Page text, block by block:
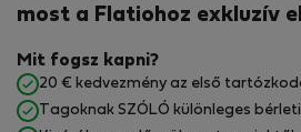
most a Flatiohoz exkluzív
Mit fogsz kapni?
20 € kedvezmény az első
Tagoknak SZÓLÓ különleges